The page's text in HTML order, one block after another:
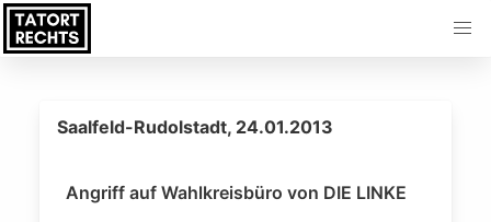
Saalfeld-Rudolstadt, 24.01.2013
Angriff auf Wahlkreisbüro von DIE LINKE